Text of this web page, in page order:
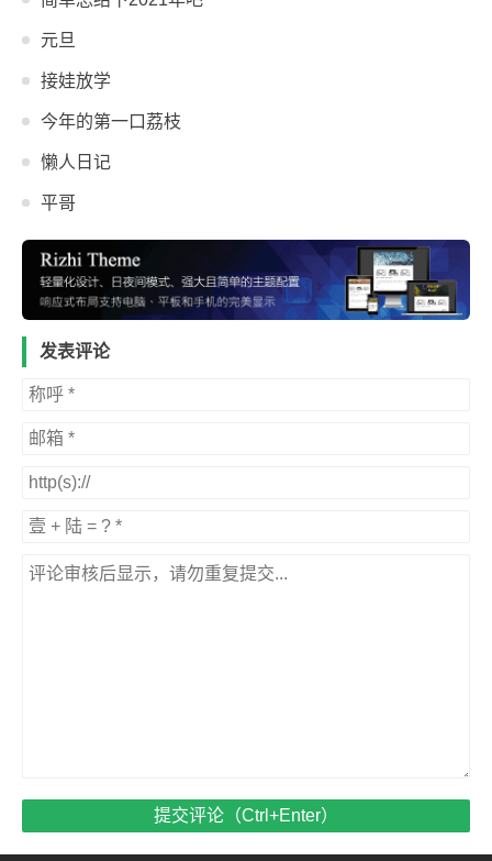
元旦
接娃放学
今年的第一口荔枝
懒人日记
平哥
发表评论
提交评论（Ctrl+Enter）